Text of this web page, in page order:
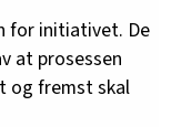
for initiativet. De
at prosessen
og fremst skal